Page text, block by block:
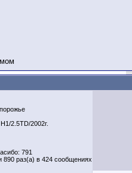
2.5TD/2002г.
791
890 раз(а) в 424 сообщениях